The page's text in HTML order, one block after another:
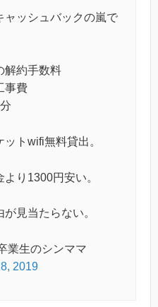
ャッシュバックの嵐で
解約手数料
事費
トwifi無料貸出。
り1300円安い。
見当たらない。
業生のシンママ
2019